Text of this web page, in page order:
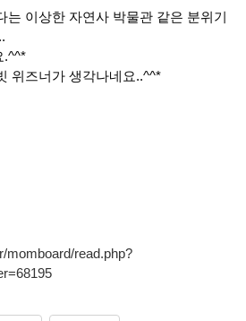
는 이상한 자연사 박물관 같은 분위기
.^^*
위즈너가 생각나네요..^^*
momboard/read.php?